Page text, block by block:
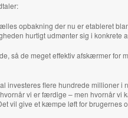
opbakning der nu er etableret
hurtigt udmønter sig i konkrete
så de meget effektiv afskærmer
investeres flere hundrede millioner
vi er færdige – men hvornår
vil give et kæmpe løft for brugernes